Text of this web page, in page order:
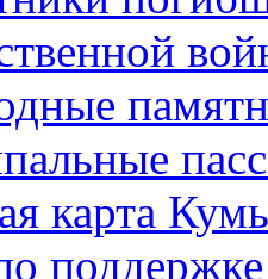
карта